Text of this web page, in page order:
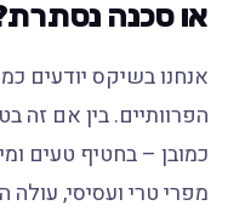
או סכנה
אנחנו בשיקס יודעים
הפרוותיים. בין אם זה
כמובן – בחטיף טעים
מפרי טרי ועסיסי,